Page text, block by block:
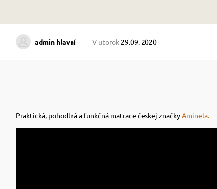
admin hlavní V utorok 29.09. 2020
Praktická, pohodlná a funkčná matrace českej značkyAminela.